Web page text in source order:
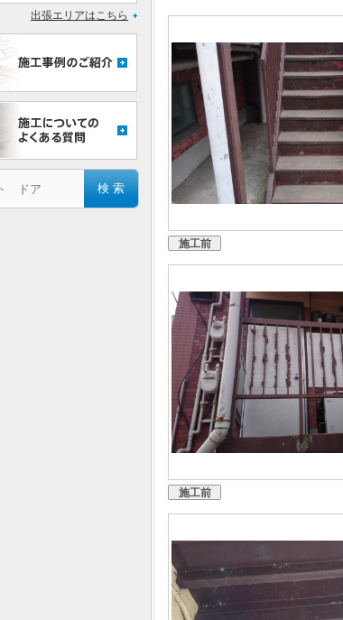
出張エリアはこちら
施工前
施工前